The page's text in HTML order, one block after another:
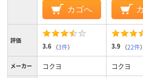
カゴへ
評価
3.6 （3件） 3.9 （22件）
メーカー コクヨ コクヨ